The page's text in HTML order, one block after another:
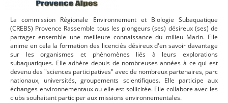
La commission Régionale Environnement et Biologie Subaquatique
(CREBS) Provence Rassemble tous les plongeurs (ses) désireux (ses) de
partager ensemble une meilleure connaissance du milieu Marin. Elle
anime en cela la formation des licenciés désireux d'en savoir davantage
sur les organismes et phénomènes liés à leurs explorations
subaquatiques. Elle adhère depuis de nombreuses années à ce qui est
devenu des "sciences participatives" avec de nombreux partenaires, parc
nationaux, universités, groupements scientifiques. Elle participe aux
échanges environnementaux ou elle est sollicitée. Elle collabore avec les
clubs souhaitant participer aux missions environnementales.